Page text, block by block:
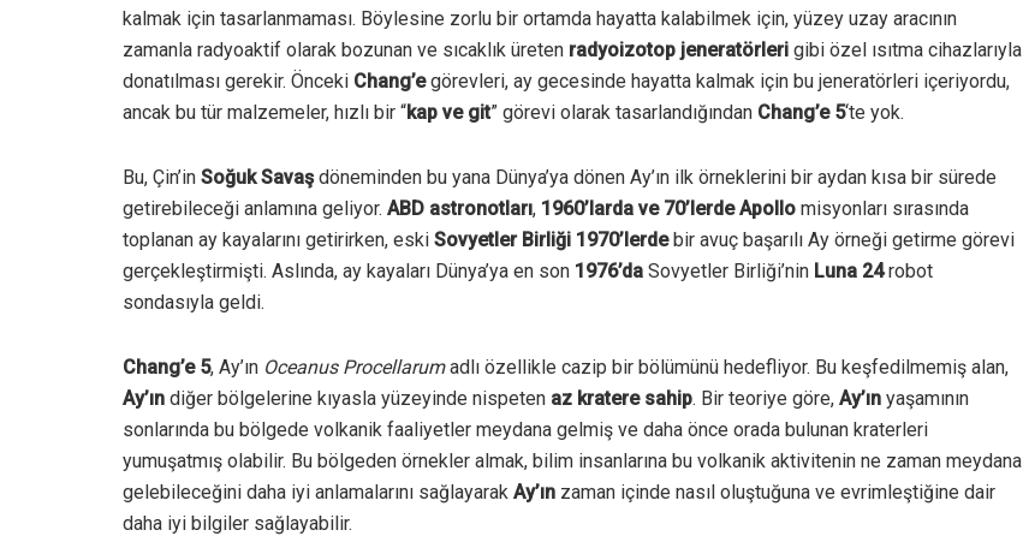
kalmak için tasarlanmaması. Böylesine zorlu bir ortamda hayatta kalabilmek için, yüzey uzay aracının
zamanla radyoaktif olarak bozunan ve sıcaklık üreten radyoizotop jeneratörleri gibi özel ısıtma cihazlarıyla
donatılması gerekir. Önceki Chang’egörevleri, ay gecesinde hayatta kalmak için bu jeneratörleri içeriyordu,
ancak bu tür malzemeler, hızlı bir “kap ve git” görevi olarak tasarlandığından Chang’e 5‘te yok.
Bu, Çin’in Soğuk Savaşdöneminden bu yana Dünya’ya dönen Ay’ın ilk örneklerini bir aydan kısa bir sürede
getirebileceği anlamına geliyor. ABD astronotları, 1960’larda ve 70’lerde Apollo misyonları sırasında
toplanan ay kayalarını getirirken, eski Sovyetler Birliği 1970’lerdebir avuç başarılı Ay örneği getirme görevi
gerçekleştirmişti. Aslında, ay kayaları Dünya’ya en son 1976’da Sovyetler Birliği’nin Luna 24robot
sondasıyla geldi.
Chang’e 5, Ay’ın Oceanus Procellarumadlı özellikle cazip bir bölümünü hedefliyor. Bu keşfedilmemiş alan,
Ay’ın diğer bölgelerine kıyasla yüzeyinde nispeten az kratere sahip. Bir teoriye göre, Ay’ın yaşamının
sonlarında bu bölgede volkanik faaliyetler meydana gelmiş ve daha önce orada bulunan kraterleri
yumuşatmış olabilir. Bu bölgeden örnekler almak, bilim insanlarına bu volkanik aktivitenin ne zaman meydana
gelebileceğini daha iyi anlamalarını sağlayarak Ay’ın zaman içinde nasıl oluştuğuna ve evrimleştiğine dair
daha iyi bilgiler sağlayabilir.